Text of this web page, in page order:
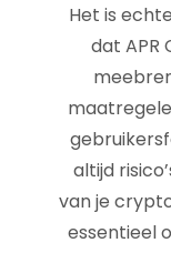
Het is
dat APR
altijd
van je
essentieel